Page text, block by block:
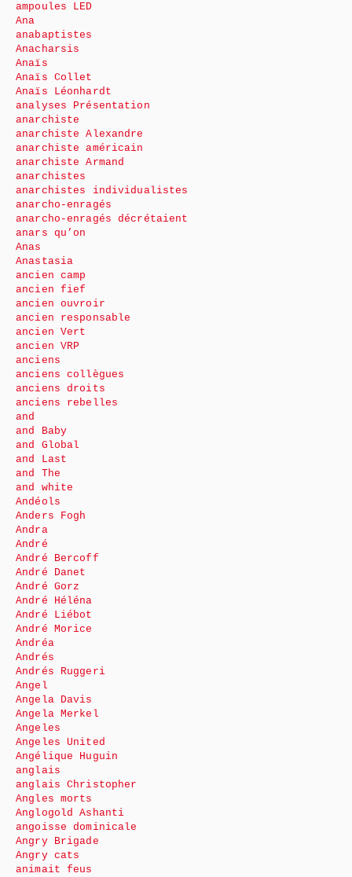
ampoules LED
Ana
anabaptistes
Anacharsis
Anaïs
Anaïs Collet
Anaïs Léonhardt
analyses Présentation
anarchiste
anarchiste Alexandre
anarchiste américain
anarchiste Armand
anarchistes
anarchistes individualistes
anarcho-enragés
anarcho-enragés décrétaient
anars qu’on
Anas
Anastasia
ancien camp
ancien fief
ancien ouvroir
ancien responsable
ancien Vert
ancien VRP
anciens
anciens collègues
anciens droits
anciens rebelles
and
and Baby
and Global
and Last
and The
and white
Andéols
Anders Fogh
Andra
André
André Bercoff
André Danet
André Gorz
André Héléna
André Liébot
André Morice
Andréa
Andrés
Andrés Ruggeri
Angel
Angela Davis
Angela Merkel
Angeles
Angeles United
Angélique Huguin
anglais
anglais Christopher
Angles morts
Anglogold Ashanti
angoisse dominicale
Angry Brigade
Angry cats
animait feus